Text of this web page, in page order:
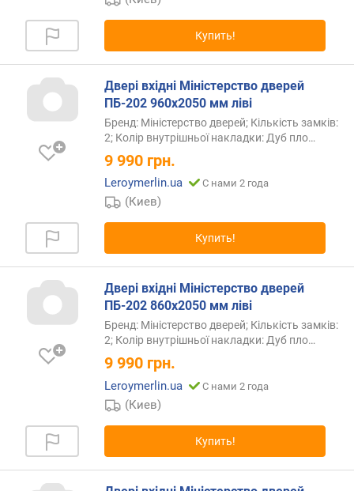
Купить!
Двері вхідні Міністерство дверей
ПБ-202 960х2050 мм ліві
Бренд: Міністерство дверей; Кількість замків:
2; Колір внутрішньої накладки: Дуб пло…
9 990 грн.
Leroymerlin.ua С нами 2 года
(Киев)
Купить!
Двері вхідні Міністерство дверей
ПБ-202 860х2050 мм ліві
Бренд: Міністерство дверей; Кількість замків:
2; Колір внутрішньої накладки: Дуб пло…
9 990 грн.
Leroymerlin.ua С нами 2 года
(Киев)
Купить!